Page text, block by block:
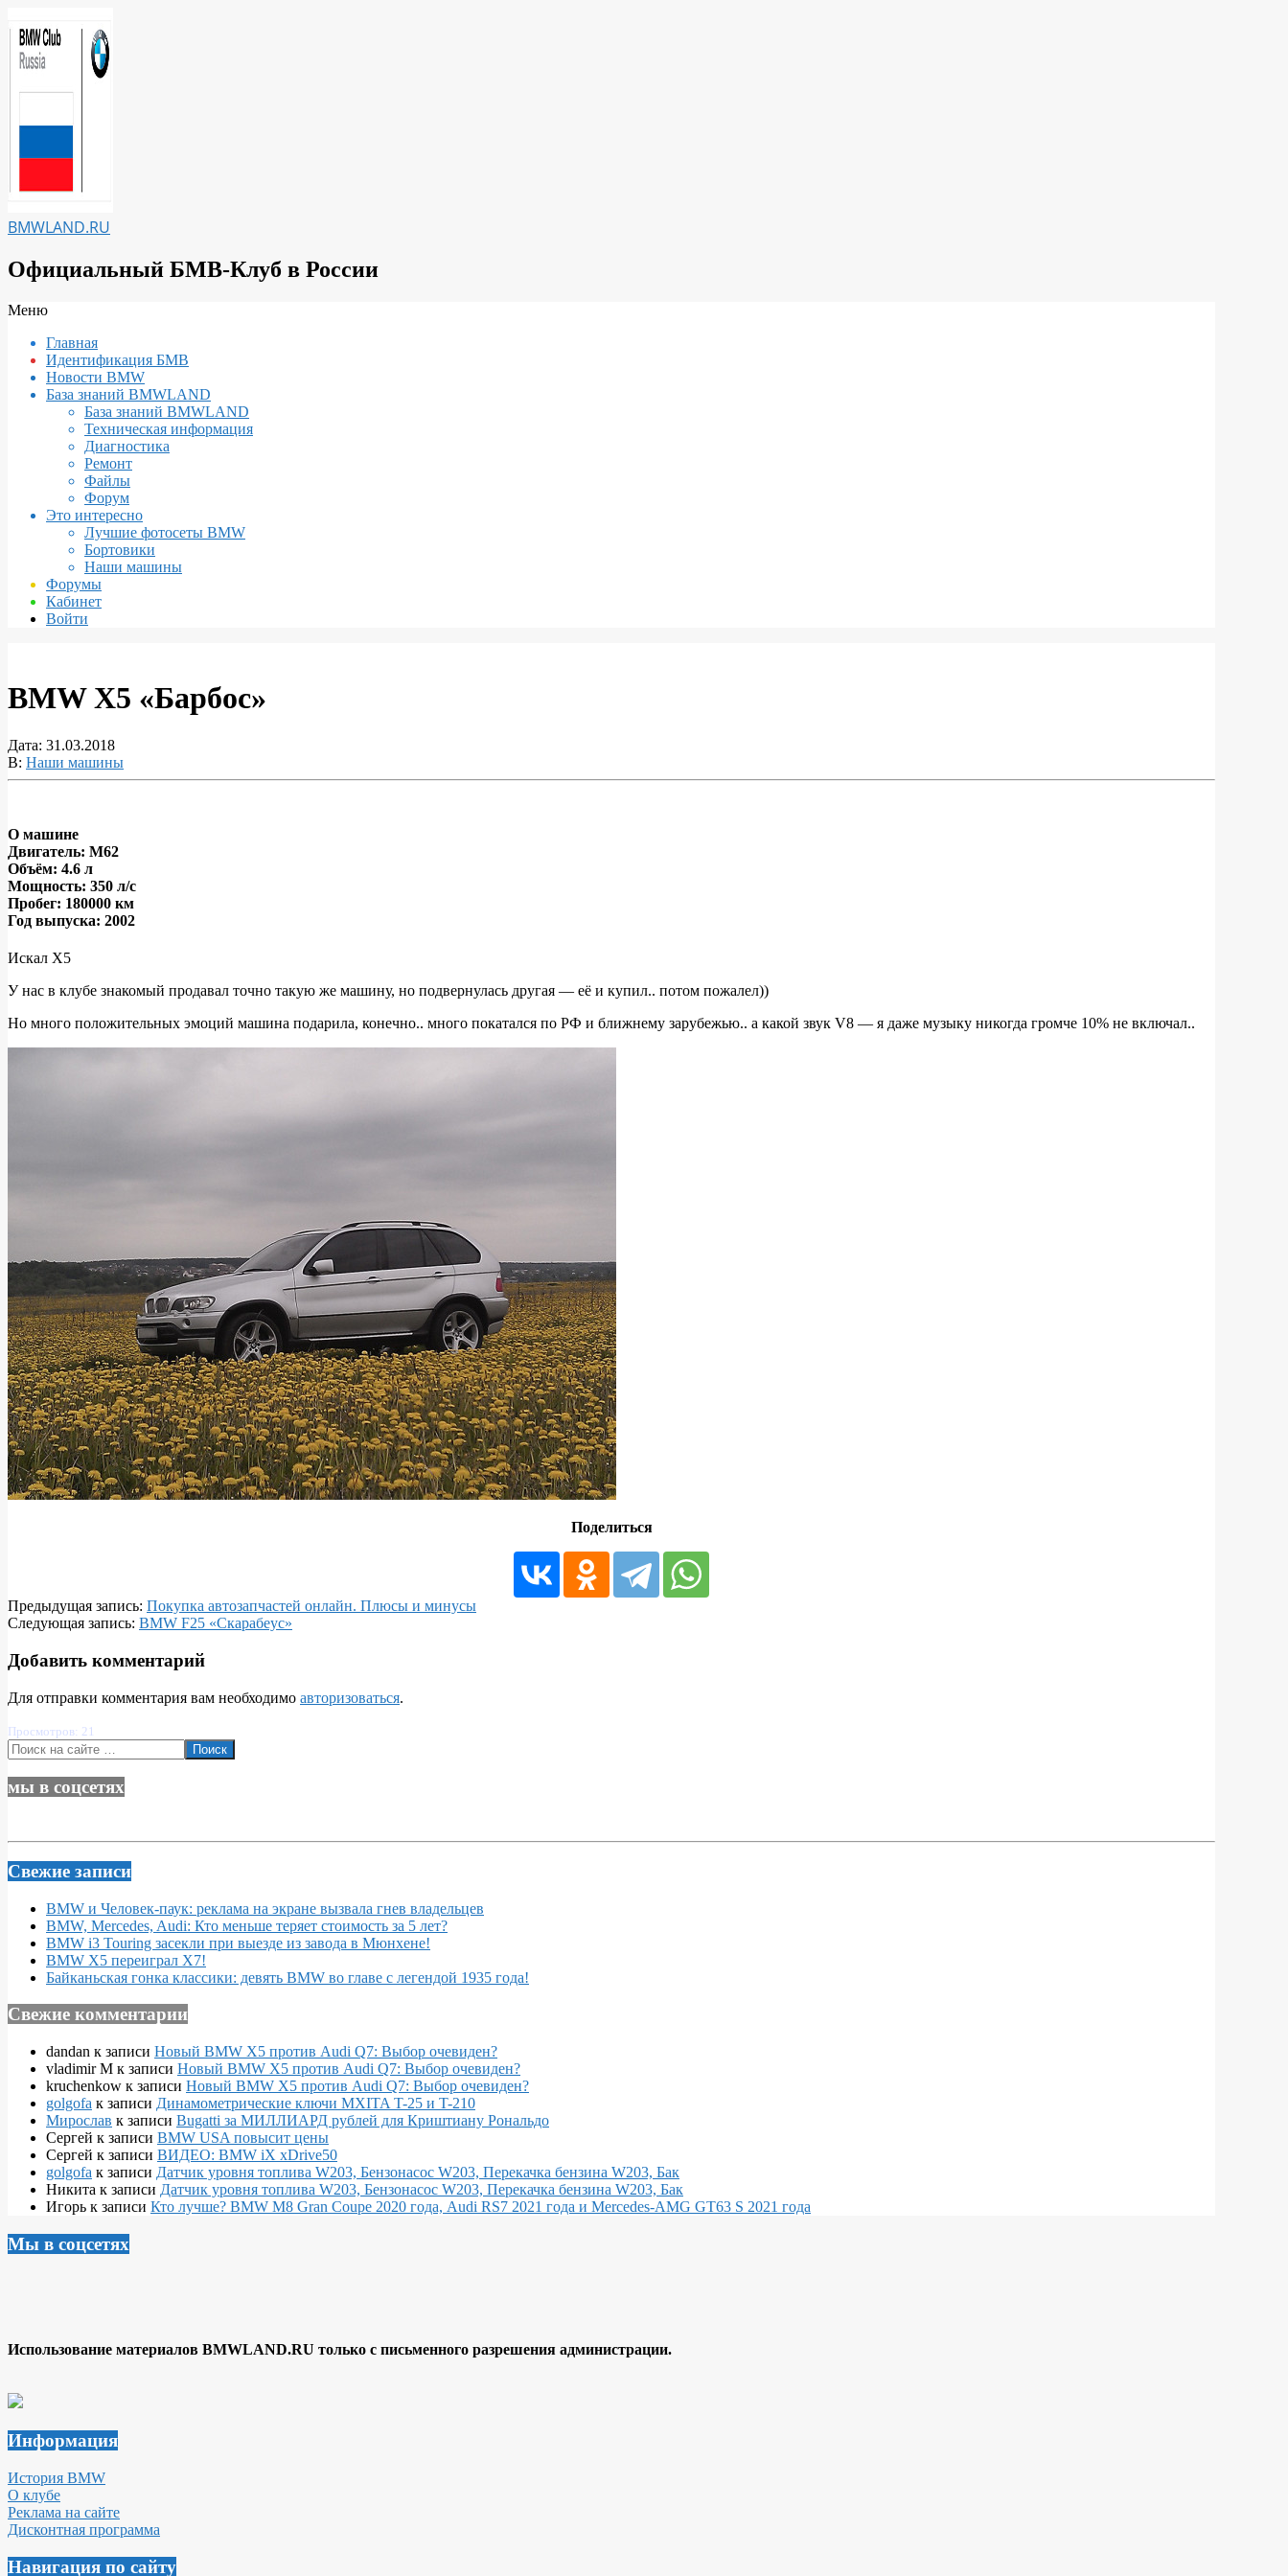
к
содержимому
BMWLAND.RU
Официальный БМВ-Клуб в России
Вторичное
навигации
Меню
Главная
Идентификация БМВ
Новости BMW
База знаний BMWLAND
База знаний BMWLAND
Техническая информация
Диагностика
Ремонт
Файлы
Форум
Это интересно
Лучшие фотосеты BMW
Бортовики
Наши машины
Форумы
Кабинет
Войти
BMW X5 «Барбос»
Дата: 31.03.2018
В: Наши машины
BMW
X5
«Барбос»
О машине
Двигатель: М62
Объём: 4.6 л
Мощность: 350 л/с
Пробег: 180000 км
Год выпуска: 2002
Искал Х5
У нас в клубе знакомый продавал точно такую же машину, но подвернулась другая — её и купил.. потом пожалел))
Но много положительных эмоций машина подарила, конечно.. много покатался по РФ и ближнему зарубежью.. а какой звук V8 — я даже музыку никогда громче 10% не включал..
Поделиться
2018-
03-
Предыдущая запись: Покупка автозапчастей онлайн. Плюсы и минусы
Следующая запись: BMW F25 «Скарабеус»
Добавить комментарий
Для отправки комментария вам необходимо авторизоваться.
Просмотров: 21
Поиск
мы в соцсетях
Свежие записи
BMW и Человек-паук: реклама на экране вызвала гнев владельцев
BMW, Mercedes, Audi: Кто меньше теряет стоимость за 5 лет?
BMW i3 Touring засекли при выезде из завода в Мюнхене!
BMW X5 переиграл X7!
Байканьская гонка классики: девять BMW во главе с легендой 1935 года!
Свежие комментарии
dandan к записи Новый BMW X5 против Audi Q7: Выбор очевиден?
vladimir M к записи Новый BMW X5 против Audi Q7: Выбор очевиден?
kruchenkow к записи Новый BMW X5 против Audi Q7: Выбор очевиден?
golgofa к записи Динамометрические ключи MXITA T-25 и T-210
Мирослав к записи Bugatti за МИЛЛИАРД рублей для Криштиану Рональдо
Сергей к записи BMW USA повысит цены
Сергей к записи ВИДЕО: BMW iX xDrive50
golgofa к записи Датчик уровня топлива W203, Бензонасос W203, Перекачка бензина W203, Бак
Никита к записи Датчик уровня топлива W203, Бензонасос W203, Перекачка бензина W203, Бак
Игорь к записи Кто лучше? BMW M8 Gran Coupe 2020 года, Audi RS7 2021 года и Mercedes-AMG GT63 S 2021 года
Мы в соцсетях
Использование материалов BMWLAND.RU только с письменного разрешения администрации.
Информация
История BMW
О клубе
Реклама на сайте
Дисконтная программа
Навигация по сайту